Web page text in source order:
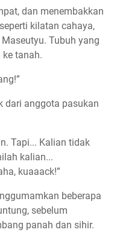
dan menembakkan
kilatan cahaya,
Tubuh yang
tanah.
dari anggota pasukan
Tapi... Kalian tidak
kalian...
kuaaack!”
beberapa
sebelum
panah dan sihir.